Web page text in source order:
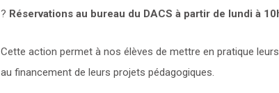
? Réservations au bureau du DACS à partir de lundi à
Cette action permet à nos élèves de mettre en pratique
au financement de leurs projets pédagogiques.